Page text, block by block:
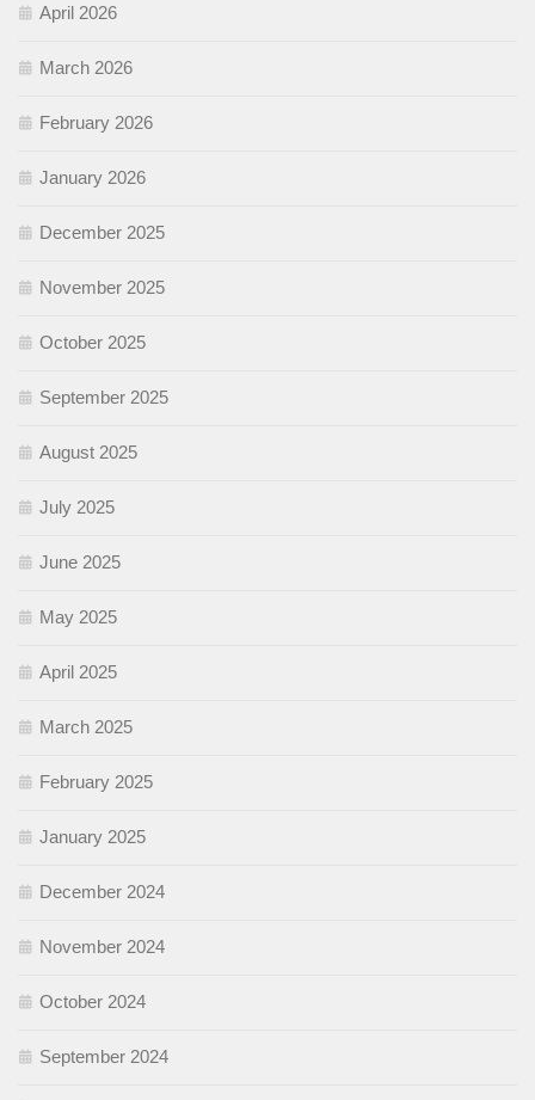
April 2026
March 2026
February 2026
January 2026
December 2025
November 2025
October 2025
September 2025
August 2025
July 2025
June 2025
May 2025
April 2025
March 2025
February 2025
January 2025
December 2024
November 2024
October 2024
September 2024